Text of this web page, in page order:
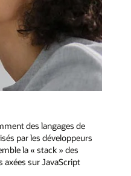
des langages de
par les développeurs
la « stack » des
axées sur JavaScript